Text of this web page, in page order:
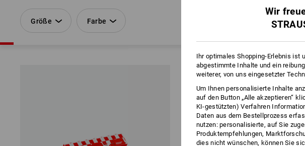
Größe Farbe
Wir
Ihr optimales Shopping-Erlebnis ist
abgestimmte Inhalte und ein
weiterer, von uns eingesetzter
Um Ihnen personalisierte Inhalte
auf den Button „Alle akzeptieren“
KI-gestützten) Verfahren
Daten aus dem Bestellprozess
nutzen: personalisierte, auf Sie
Produktempfehlungen,
dies nicht wünschen, können Sie